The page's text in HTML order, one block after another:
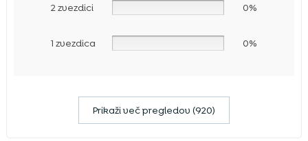
2 zvezdici 0%
1 zvezdica 0%
Prikaži več pregledov (920)